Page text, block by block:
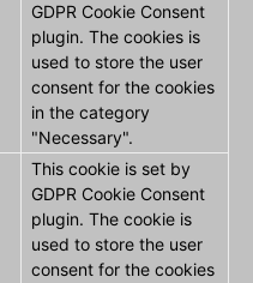
GDPR Cookie Consent
plugin. The cookies is
used to store the user
consent for the cookies
in the category
"Necessary".
This cookie is set by
GDPR Cookie Consent
plugin. The cookie is
used to store the user
consent for the cookies